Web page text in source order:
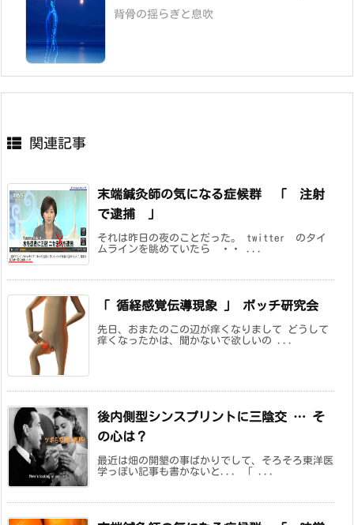
背骨の揺らぎと息吹
関連記事
末端鍼灸師の気になる症候群 「 注射
で逮捕 」
それは昨日の夜のことだった。 twitter のタイ
ムラインを眺めていたら ・・ ...
「 循経感覚伝導現象 」 ボッチ研究会
先日、おまたのこの辺が痒くなりまして どうして
痒くなったかは、聞かないで欲しいの ...
後内側型シンスプリントに三陰交 … そ
の心は？
最近は畑の開墾の事ばかりでして、そろそろ東洋医
学っぽい記事も書かないと... 「 ...